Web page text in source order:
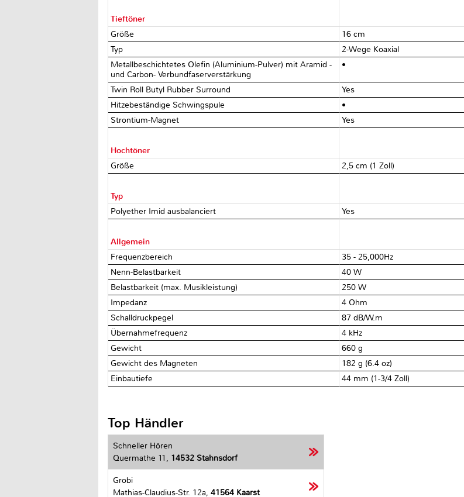
Tieftöner
Größe
16 cm
Typ
2-Wege Koaxial
Metallbeschichtetes Olefin (Aluminium-Pulver) mit Aramid -
und Carbon- Verbundfaserverstärkung
•
Twin Roll Butyl Rubber Surround
Yes
Hitzebeständige Schwingspule
•
Strontium-Magnet
Yes
Hochtöner
Größe
2,5 cm (1 Zoll)
Typ
Polyether Imid ausbalanciert
Yes
Allgemein
Frequenzbereich
35 - 25,000Hz
Nenn-Belastbarkeit
40 W
Belastbarkeit (max. Musikleistung)
250 W
Impedanz
4 Ohm
Schalldruckpegel
87 dB/W.m
Übernahmefrequenz
4 kHz
Gewicht
660 g
Gewicht des Magneten
182 g (6.4 oz)
Einbautiefe
44 mm (1-3/4 Zoll)
Top Händler
Schneller Hören
Quermathe 11, 14532 Stahnsdorf
Grobi
Mathias-Claudius-Str. 12a, 41564 Kaarst